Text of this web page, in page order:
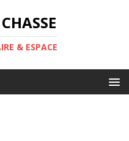
& ESPACE